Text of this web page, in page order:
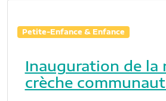
Petite-Enfance & Enfance
Inauguration de la
crèche